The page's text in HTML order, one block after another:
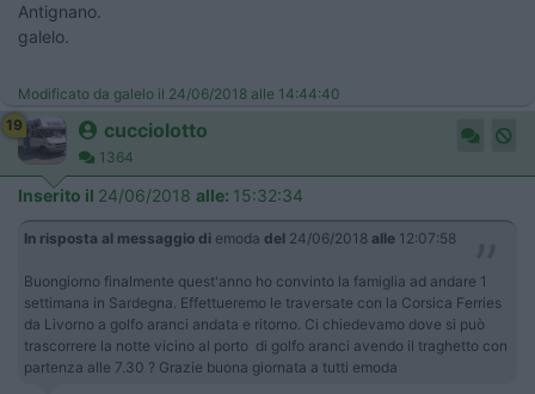
Antignano.
galelo.
Modificato da galelo il 24/06/2018 alle 14:44:40
19
cucciolotto
1364
Inserito il 24/06/2018 alle: 15:32:34
In risposta al messaggio di emoda del 24/06/2018 alle 12:07:58
Buongiorno finalmente quest'anno ho convinto la famiglia ad andare 1
settimana in Sardegna. Effettueremo le traversate con la Corsica Ferries
da Livorno a golfo aranci andata e ritorno. Ci chiedevamo dove si può
trascorrere la notte vicino al porto di golfo aranci avendo il traghetto con
partenza alle 7.30 ? Grazie buona giornata a tutti emoda